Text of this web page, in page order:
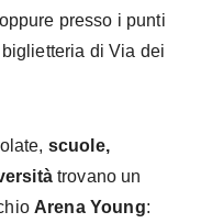
presso i punti
di Via dei
scuole,
trovano un
Arena Young: